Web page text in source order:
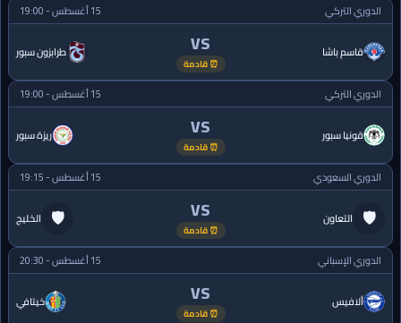
الدوري التركي
15 أغسطس - 19:00
قاسم باشا VS
⏰ قادمة
طرابزون سبور
الدوري التركي 15 أغسطس - 19:00
قونيا سبور VS
⏰ قادمة
ريزة سبور
الدوري السعودي 15 أغسطس - 19:15
🛡 التعاون VS
⏰ قادمة
الخليج 🛡
الدوري الإسباني 15 أغسطس - 20:30
ألافيس VS
⏰ قادمة
خيتافي